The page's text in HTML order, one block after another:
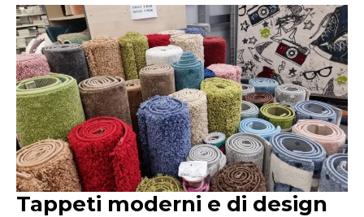
Tappeti moderni e di design